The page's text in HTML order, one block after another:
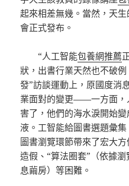
起來相差無幾。當然，天
會正式發布。
“人工智能包養網推薦
狀，出書行業天然也不破
發”訪談運動上，原國度消
業面對的變更——一方面，
害了，他們的海水淚開始
液。工智能給圖書選題彙
圖書瀏覽環節帶來了宏大
造假、“算法圈套”（依據
息繭房）等困難。